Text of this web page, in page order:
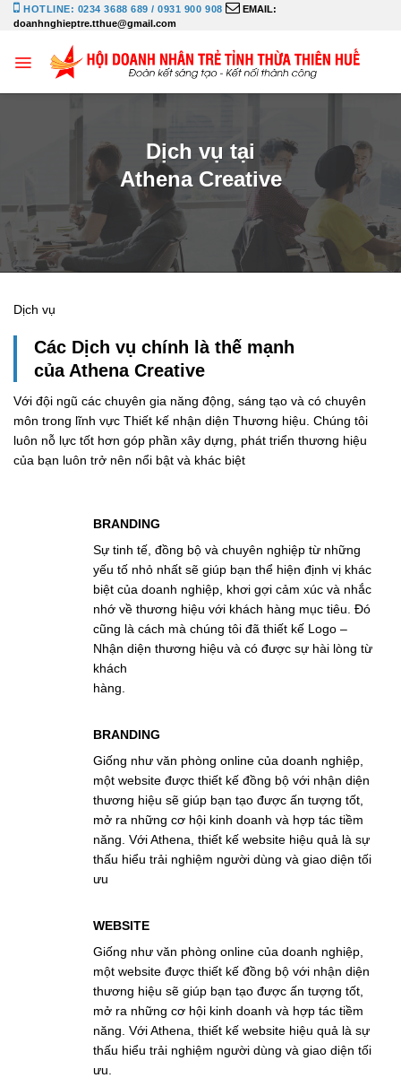
Bỏ
qua
dung
HOTLINE: 0234 3688 689 / 0931 900 908
EMAIL:
doanhnghieptre.tthue@gmail.com
Dịch vụ tại
Athena Creative
Dịch vụ
Các Dịch vụ chính là thế mạnh
của Athena Creative
Với đội ngũ các chuyên gia năng động, sáng tạo và có chuyên
môn trong lĩnh vực Thiết kế nhận diện Thương hiệu. Chúng tôi
luôn nỗ lực tốt hơn góp phần xây dựng, phát triển thương hiệu
của bạn luôn trở nên nổi bật và khác biệt
BRANDING
Sự tinh tế, đồng bộ và chuyên nghiệp từ những
yếu tố nhỏ nhất sẽ giúp bạn thể hiện định vị khác
biệt của doanh nghiệp, khơi gợi cảm xúc và nhắc
nhớ về thương hiệu với khách hàng mục tiêu. Đó
cũng là cách mà chúng tôi đã thiết kế Logo –
Nhận diện thương hiệu và có được sự hài lòng từ
khách
hàng.
BRANDING
Giống như văn phòng online của doanh nghiệp,
một website được thiết kế đồng bộ với nhận diện
thương hiệu sẽ giúp bạn tạo được ấn tượng tốt,
mở ra những cơ hội kinh doanh và hợp tác tiềm
năng. Với Athena, thiết kế website hiệu quả là sự
thấu hiểu trải nghiệm người dùng và giao diện tối
ưu
WEBSITE
Giống như văn phòng online của doanh nghiệp,
một website được thiết kế đồng bộ với nhận diện
thương hiệu sẽ giúp bạn tạo được ấn tượng tốt,
mở ra những cơ hội kinh doanh và hợp tác tiềm
năng. Với Athena, thiết kế website hiệu quả là sự
thấu hiểu trải nghiệm người dùng và giao diện tối
ưu.